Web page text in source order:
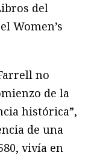
del
Women’s
no
de la
histórica”,
de una
vivía en